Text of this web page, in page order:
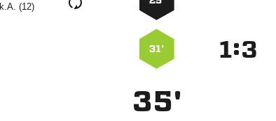
k.A. (12)
31’ :
35'